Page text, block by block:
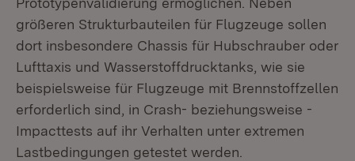
größeren Strukturbauteilen für Flugzeuge sollen
dort insbesondere Chassis für Hubschrauber oder
Lufttaxis und Wasserstoffdrucktanks, wie sie
beispielsweise für Flugzeuge mit Brennstoffzellen
erforderlich sind, in Crash- beziehungsweise -
Impacttests auf ihr Verhalten unter extremen
Lastbedingungen getestet werden.